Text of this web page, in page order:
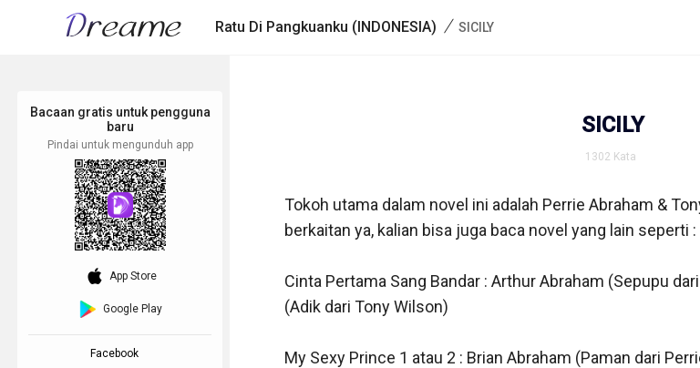
Ratu Di Pangkuanku (INDONESIA) / SICILY
SICILY
1302 Kata
Tokoh utama dalam novel ini adalah Perrie Abraham &
berkaitan ya, kalian bisa juga baca novel yang lain seperti :
Cinta Pertama Sang Bandar : Arthur Abraham (Sepupu
(Adik dari Tony Wilson)
My Sexy Prince 1 atau 2 : Brian Abraham (Paman dari
Bacaan gratis untuk pengguna
baru
Pindai untuk mengunduh app
download_ios App Store
Google Play
Facebook